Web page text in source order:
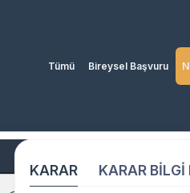
Tümü Bireysel Başvuru
KARAR KARAR BİLGİ